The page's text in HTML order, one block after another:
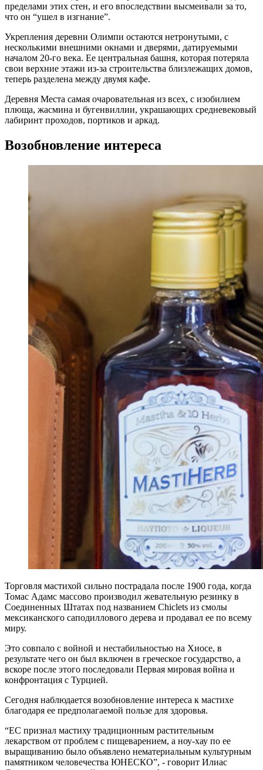
пределами этих стен, и его впоследствии высмеивали за то,
что он “ушел в изгнание”.
Укрепления деревни Олимпи остаются нетронутыми, с
несколькими внешними окнами и дверями, датируемыми
началом 20-го века. Ее центральная башня, которая потеряла
свои верхние этажи из-за строительства близлежащих домов,
теперь разделена между двумя кафе.
Деревня Места самая очаровательная из всех, с изобилием
плюща, жасмина и бугенвиллии, украшающих средневековый
лабиринт проходов, портиков и аркад.
Возобновление интереса
Торговля мастихой сильно пострадала после 1900 года, когда
Томас Адамс массово производил жевательную резинку в
Соединенных Штатах под названием Chiclets из смолы
мексиканского саподиллового дерева и продавал ее по всему
миру.
Это совпало с войной и нестабильностью на Хиосе, в
результате чего он был включен в греческое государство, а
вскоре после этого последовали Первая мировая война и
конфронтация с Турцией.
Сегодня наблюдается возобновление интереса к мастихе
благодаря ее предполагаемой пользе для здоровья.
“ЕС признал мастиху традиционным растительным
лекарством от проблем с пищеварением, а ноу-хау по ее
выращиванию было объявлено нематериальным культурным
памятником человечества ЮНЕСКО”, - говорит Илиас